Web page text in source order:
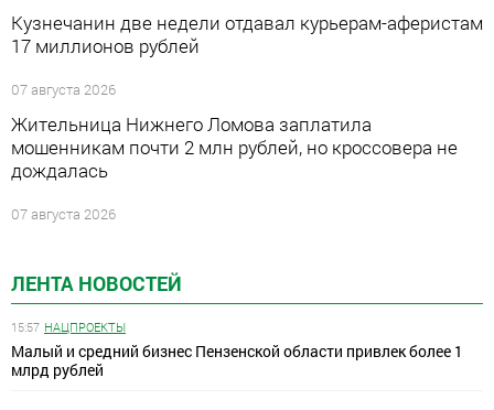
ЛЕНТА НОВОСТЕЙ
15:57 НАЦПРОЕКТЫ
Малый и средний бизнес Пензенской области привлек более 1
млрд рублей
Кузнечанин две недели отдавал курьерам-аферистам
17 миллионов рублей
07 августа 2026
Жительница Нижнего Ломова заплатила
мошенникам почти 2 млн рублей, но кроссовера не
дождалась
07 августа 2026